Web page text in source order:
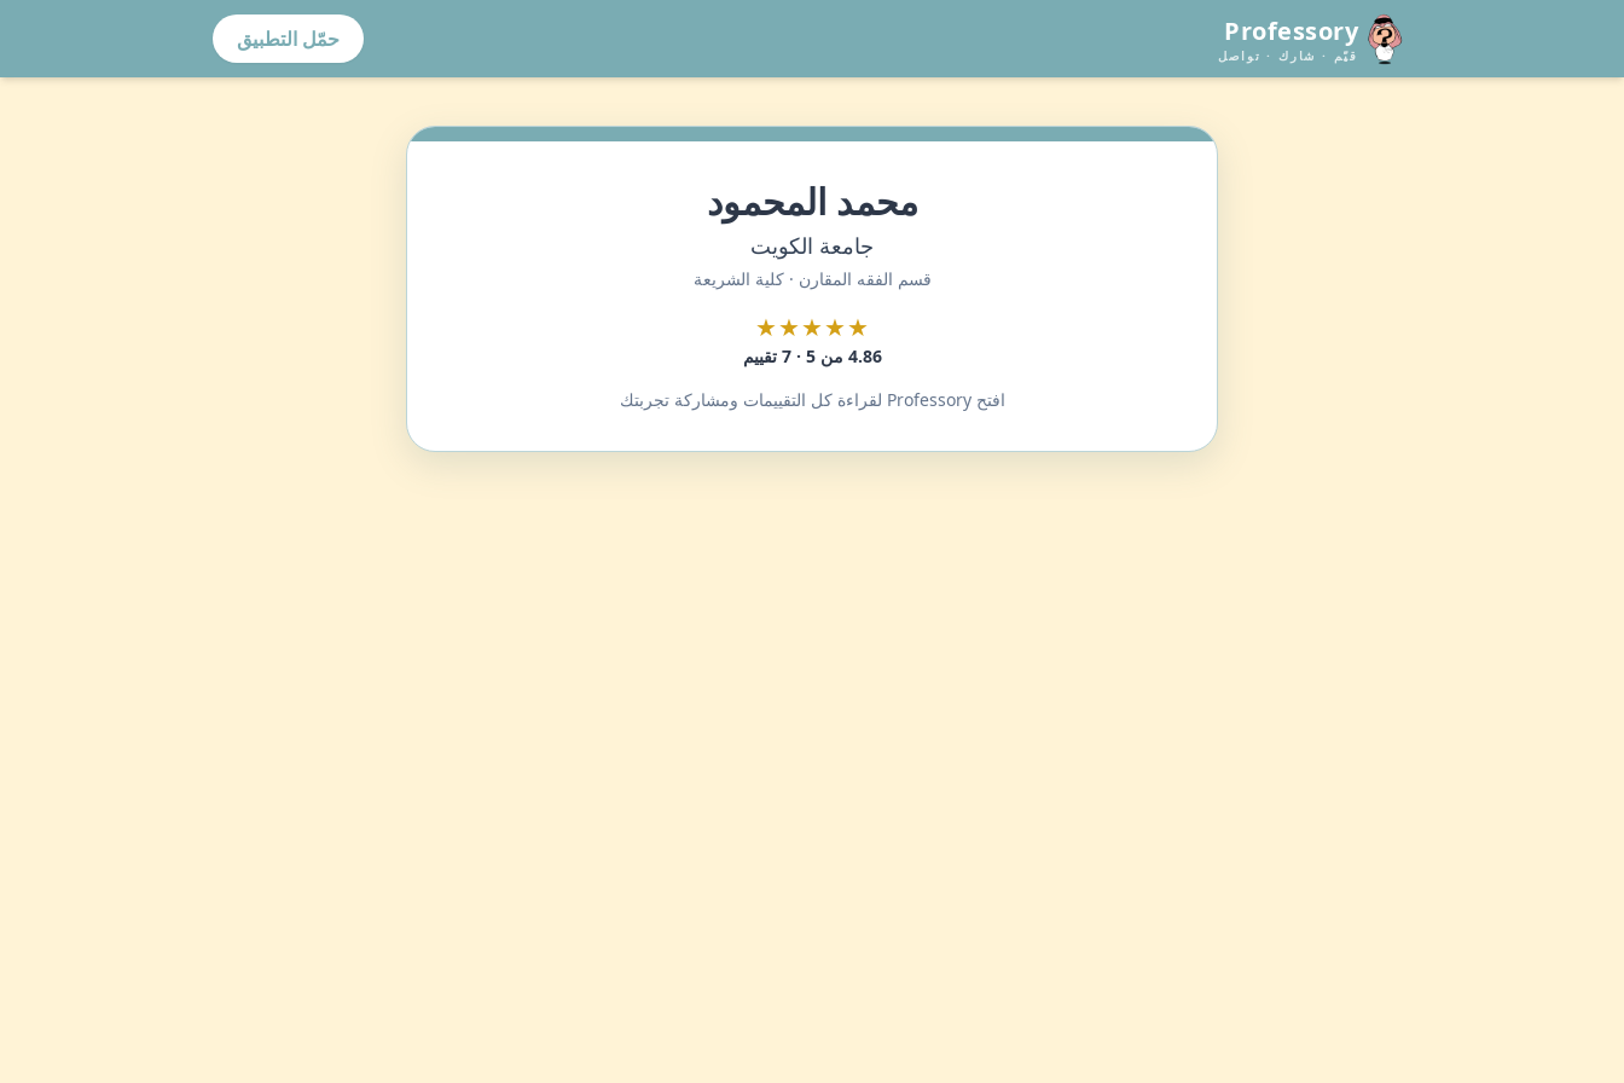
Professory
قيّم · شارك · تواصل
حمّل التطبيق
محمد المحمود
جامعة الكويت
قسم الفقه المقارن · كلية الشريعة
★★★★★
4.86 من 5 · 7 تقييم
افتح Professory لقراءة كل التقييمات ومشاركة تجربتك